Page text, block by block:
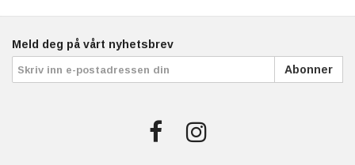
Meld deg på vårt nyhetsbrev
Abonner